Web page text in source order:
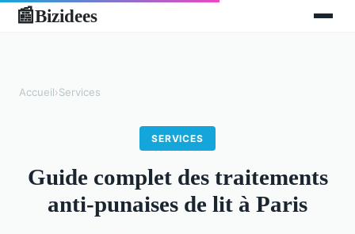
📰Bizidees
Accueil›Services
SERVICES
Guide complet des traitements
anti-punaises de lit à Paris